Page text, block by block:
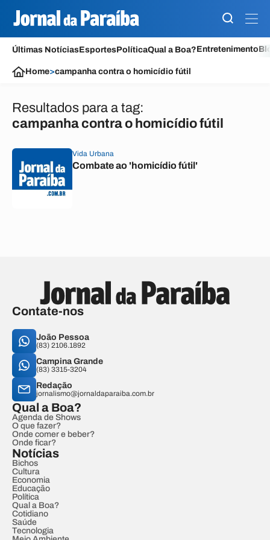
Últimas NotíciasEsportesPolíticaQual a Boa?Entretenimento
Home>campanha contra o homicídio fútil
Resultados para a tag:
campanha contra o homicídio fútil
Vida Urbana
Combate ao 'homicídio fútil'
Contate-nos
João Pessoa
(83) 2106.1892
Campina Grande
(83) 3315-3204
Redação
jornalismo@jornaldaparaiba.com.br
Qual a Boa?
Agenda de Shows
O que fazer?
Onde comer e beber?
Onde ficar?
Notícias
Bichos
Cultura
Economia
Educação
Política
Qual a Boa?
Cotidiano
Saúde
Tecnologia